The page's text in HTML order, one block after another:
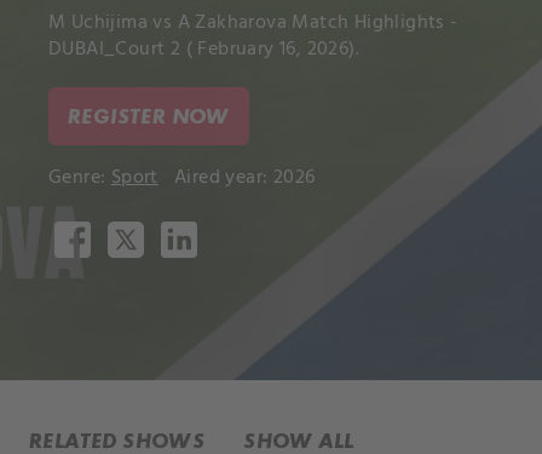
M Uchijima vs A Zakharova Match Highlights -
DUBAI_Court 2 ( February 16, 2026).
REGISTER NOW
Genre: Sport Aired year: 2026
RELATED SHOWS SHOW ALL